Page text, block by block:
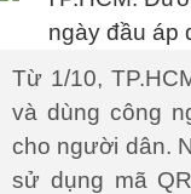
Từ 1/10,
và dùng công
cho người dân.
sử dụng mã